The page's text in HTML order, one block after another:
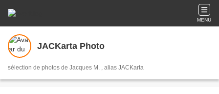
MENU
JACKarta Photo
sélection de photos de Jacques M. , alias JACKarta